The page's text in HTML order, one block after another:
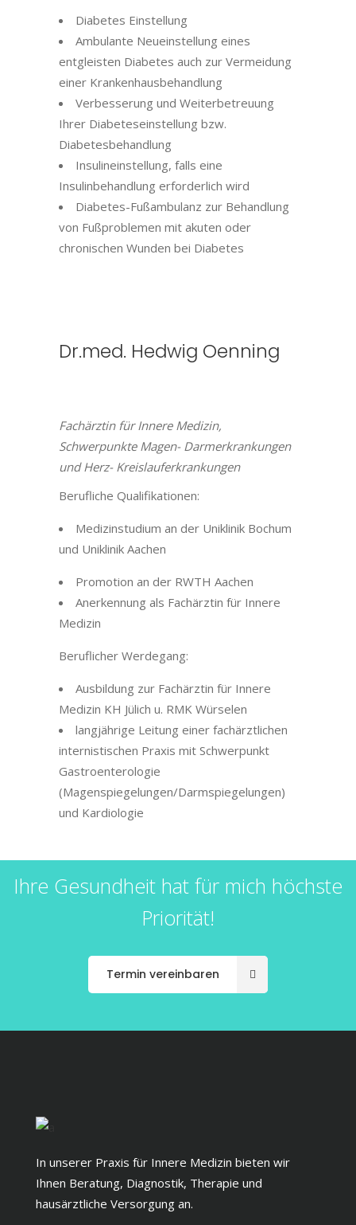
Diabetes Einstellung
Ambulante Neueinstellung eines
entgleisten Diabetes auch zur Vermeidung
einer Krankenhausbehandlung
Verbesserung und Weiterbetreuung
Ihrer Diabeteseinstellung bzw.
Diabetesbehandlung
Insulineinstellung, falls eine
Insulinbehandlung erforderlich wird
Diabetes-Fußambulanz zur Behandlung
von Fußproblemen mit akuten oder
chronischen Wunden bei Diabetes
Dr.med. Hedwig Oenning
Fachärztin für Innere Medizin,
Schwerpunkte Magen- Darmerkrankungen
und Herz- Kreislauferkrankungen
Berufliche Qualifikationen:
Medizinstudium an der Uniklinik Bochum
und Uniklinik Aachen
Promotion an der RWTH Aachen
Anerkennung als Fachärztin für Innere
Medizin
Beruflicher Werdegang:
Ausbildung zur Fachärztin für Innere
Medizin KH Jülich u. RMK Würselen
langjährige Leitung einer fachärztlichen
internistischen Praxis mit Schwerpunkt
Gastroenterologie
(Magenspiegelungen/Darmspiegelungen)
und Kardiologie
Ihre Gesundheit hat für mich höchste
Priorität!
Termin vereinbaren
In unserer Praxis für Innere Medizin bieten wir
Ihnen Beratung, Diagnostik, Therapie und
hausärztliche Versorgung an.